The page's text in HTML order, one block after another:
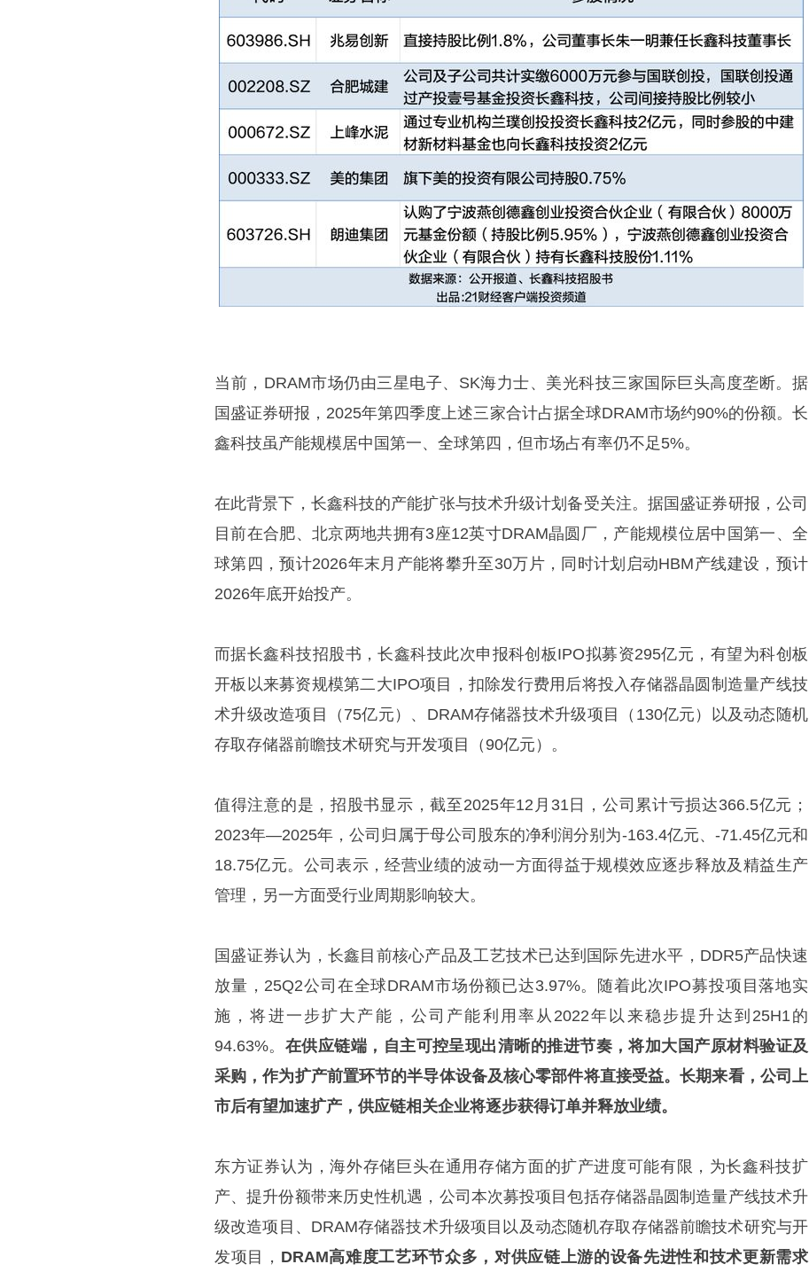
当前，DRAM市场仍由三星电子、SK海力士、美光科技三家国际巨头高度垄断。据
国盛证券研报，2025年第四季度上述三家合计占据全球DRAM市场约90%的份额。长
鑫科技虽产能规模居中国第一、全球第四，但市场占有率仍不足5%。
在此背景下，长鑫科技的产能扩张与技术升级计划备受关注。据国盛证券研报，公司
目前在合肥、北京两地共拥有3座12英寸DRAM晶圆厂，产能规模位居中国第一、全
球第四，预计2026年末月产能将攀升至30万片，同时计划启动HBM产线建设，预计
2026年底开始投产。
而据长鑫科技招股书，长鑫科技此次申报科创板IPO拟募资295亿元，有望为科创板
开板以来募资规模第二大IPO项目，扣除发行费用后将投入存储器晶圆制造量产线技
术升级改造项目（75亿元）、DRAM存储器技术升级项目（130亿元）以及动态随机
存取存储器前瞻技术研究与开发项目（90亿元）。
值得注意的是，招股书显示，截至2025年12月31日，公司累计亏损达366.5亿元；
2023年—2025年，公司归属于母公司股东的净利润分别为-163.4亿元、-71.45亿元和
18.75亿元。公司表示，经营业绩的波动一方面得益于规模效应逐步释放及精益生产
管理，另一方面受行业周期影响较大。
国盛证券认为，长鑫目前核心产品及工艺技术已达到国际先进水平，DDR5产品快速
放量，25Q2公司在全球DRAM市场份额已达3.97%。随着此次IPO募投项目落地实
施，将进一步扩大产能，公司产能利用率从2022年以来稳步提升达到25H1的
94.63%。 在供应链端，自主可控呈现出清晰的推进节奏，将加大国产原材料验证及
采购，作为扩产前置环节的半导体设备及核心零部件将直接受益。长期来看，公司上
市后有望加速扩产，供应链相关企业将逐步获得订单并释放业绩。
东方证券认为，海外存储巨头在通用存储方面的扩产进度可能有限，为长鑫科技扩
产、提升份额带来历史性机遇，公司本次募投项目包括存储器晶圆制造量产线技术升
级改造项目、DRAM存储器技术升级项目以及动态随机存取存储器前瞻技术研究与开
发项目， DRAM高难度工艺环节众多，对供应链上游的设备先进性和技术更新需求